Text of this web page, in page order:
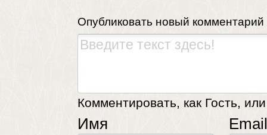
Опубликовать новый комментарий
Комментировать, как Гость,
Имя